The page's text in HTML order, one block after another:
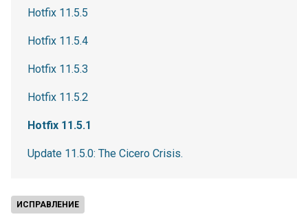
ИСПРАВЛЕНИЕ
Hotfix 11.5.5
Hotfix 11.5.4
Hotfix 11.5.3
Hotfix 11.5.2
Hotfix 11.5.1
Update 11.5.0: The Cicero Crisis.